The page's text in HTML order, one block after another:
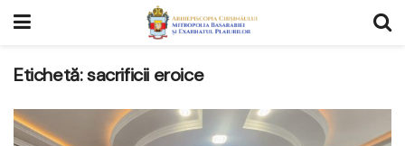
Etichetă:sacrificii eroice